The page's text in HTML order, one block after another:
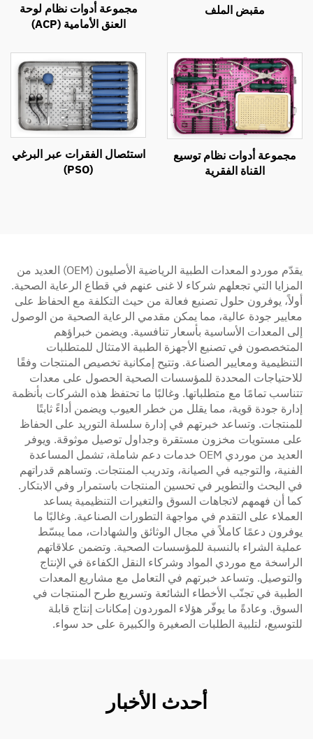
مقبض الملف
مجموعة أدوات نظام لوحة
العنق الأمامية (ACP)
مجموعة أدوات نظام توسيع
القناة الفقرية
استئصال الفقرات عبر البرغي
(PSO)
يقدّم موردو المعدات الطبية الرياضية الأصليون (OEM) العديد من
المزايا التي تجعلهم شركاء لا غنى عنهم في قطاع الرعاية الصحية.
أولاً، يوفرون حلول تصنيع فعالة من حيث التكلفة مع الحفاظ على
معايير جودة عالية، مما يمكن مقدمي الرعاية الصحية من الوصول
إلى المعدات الأساسية بأسعار تنافسية. ويضمن خبراؤهم
المتخصصون في تصنيع الأجهزة الطبية الامتثال للمتطلبات
التنظيمية ومعايير الصناعة. وتتيح إمكانية تخصيص المنتجات وفقًا
للاحتياجات المحددة للمؤسسات الصحية الحصول على معدات
تتناسب تمامًا مع متطلباتها. وغالبًا ما تحتفظ هذه الشركات بأنظمة
إدارة جودة قوية، مما يقلل من خطر العيوب ويضمن أداءً ثابتًا
للمنتجات. وتساعد خبرتهم في إدارة سلسلة التوريد على الحفاظ
على مستويات مخزون مستقرة وجداول توصيل موثوقة. ويوفر
العديد من موردي OEM خدمات دعم شاملة، تشمل المساعدة
الفنية، والتوجيه في الصيانة، وتدريب المنتجات. وتساهم قدراتهم
في البحث والتطوير في تحسين المنتجات باستمرار وفي الابتكار.
كما أن فهمهم لاتجاهات السوق والتغيرات التنظيمية يساعد
العملاء على التقدم في مواجهة التطورات الصناعية. وغالبًا ما
يوفرون دعمًا كاملاً في مجال الوثائق والشهادات، مما يبسّط
عملية الشراء بالنسبة للمؤسسات الصحية. وتضمن علاقاتهم
الراسخة مع موردي المواد وشركاء النقل الكفاءة في الإنتاج
والتوصيل. وتساعد خبرتهم في التعامل مع مشاريع المعدات
الطبية في تجنّب الأخطاء الشائعة وتسريع طرح المنتجات في
السوق. وعادةً ما يوفّر هؤلاء الموردون إمكانات إنتاج قابلة
للتوسيع، لتلبية الطلبات الصغيرة والكبيرة على حد سواء.
أحدث الأخبار